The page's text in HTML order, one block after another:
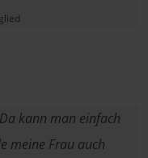
kann man einfach
meine Frau auch